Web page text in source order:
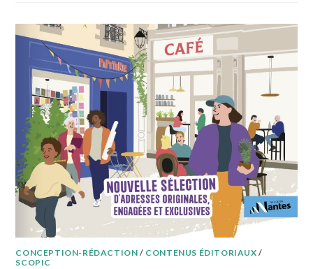
CONCEPTION-RÉDACTION / CONTENUS ÉDITORIAUX /
SCOPIC